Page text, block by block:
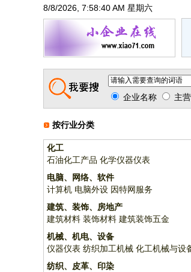
8/8/2026, 7:58:40 AM 星期六
企业名称 主
按行业分类
化工
石油化工产品 化学仪器仪表
电脑、网络、软件
计算机 电脑外设 因特网服务
建筑、装饰、房地产
建筑材料 装饰材料 建筑装饰五金
机械、机电、设备
仪器仪表 纺织加工机械 化工机械与设
纺织、皮革、印染